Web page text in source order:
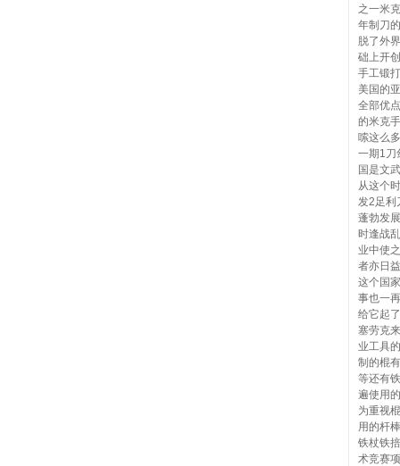
之一米
年制刀
脱了外
础上开
手工锻
美国的
全部优
的米克
嗦这么
一期1刀
国是文
从这个
发2足利
蓬勃发
时逢战
业中使
者亦日
这个国
事也一
给它起
塞劳克
业工具
制的棍
等还有
遍使用
为重视
用的杆
铁杖铁
术竞赛